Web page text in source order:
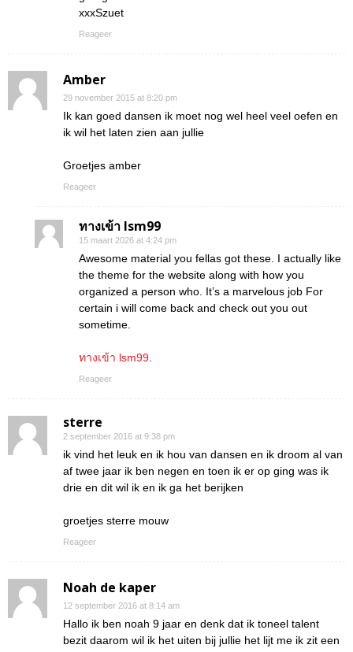
xxxSzuet
Reageer
Amber
29 november 2015 at 8:20 pm
Ik kan goed dansen ik moet nog wel heel veel oefen en
ik wil het laten zien aan jullie
Groetjes amber
Reageer
ทางเข้า lsm99
15 maart 2026 at 4:24 pm
Awesome material you fellas got these. I actually like
the theme for the website along with how you
organized a person who. It’s a marvelous job For
certain i will come back and check out you out
sometime.
ทางเข้า lsm99.
Reageer
sterre
2 september 2016 at 9:38 pm
ik vind het leuk en ik hou van dansen en ik droom al van
af twee jaar ik ben negen en toen ik er op ging was ik
drie en dit wil ik en ik ga het berijken
groetjes sterre mouw
Reageer
Noah de kaper
12 september 2016 at 8:14 am
Hallo ik ben noah 9 jaar en denk dat ik toneel talent
bezit daarom wil ik het uiten bij jullie het lijt me ik zit een